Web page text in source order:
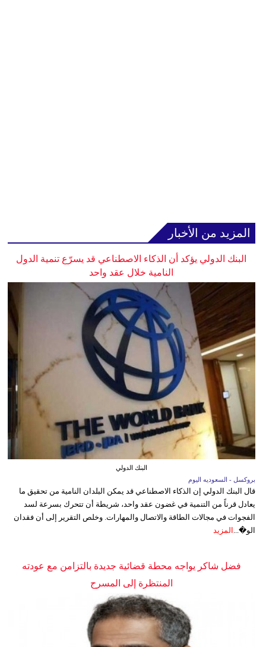
المزيد من الأخبار
البنك الدولي يؤكد أن الذكاء الاصطناعي قد يسرّع تنمية الدول
النامية خلال عقد واحد
البنك الدولي
بروكسل - السعوديه اليوم
قال البنك الدولي إن الذكاء الاصطناعي قد يمكن البلدان النامية من تحقيق ما
يعادل قرناً من التنمية في غضون عقد واحد، شريطة أن تتحرك بسرعة لسد
الفجوات في مجالات الطاقة والاتصال والمهارات. وخلص التقرير إلى أن فقدان
الو�... المزيد
فضل شاكر يواجه محطة قضائية جديدة بالتزامن مع عودته
المنتظرة إلى المسرح